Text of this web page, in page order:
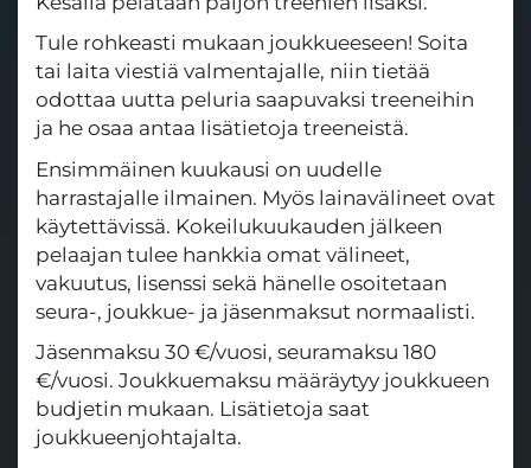
Tule rohkeasti mukaan joukkueeseen! Soita
tai laita viestiä valmentajalle, niin tietää
odottaa uutta peluria saapuvaksi treeneihin
ja he osaa antaa lisätietoja treeneistä.
Ensimmäinen kuukausi on uudelle
harrastajalle ilmainen. Myös lainavälineet ovat
käytettävissä. Kokeilukuukauden jälkeen
pelaajan tulee hankkia omat välineet,
vakuutus, lisenssi sekä hänelle osoitetaan
seura-, joukkue- ja jäsenmaksut normaalisti.
Jäsenmaksu 30 €/vuosi, seuramaksu 180
€/vuosi. Joukkuemaksu määräytyy joukkueen
budjetin mukaan. Lisätietoja saat
joukkueenjohtajalta.